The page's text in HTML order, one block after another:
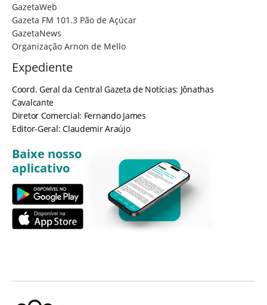
GazetaWeb
Gazeta FM 101.3 Pão de Açúcar
GazetaNews
Organização Arnon de Mello
Expediente
Coord. Geral da Central Gazeta de Notícias: Jônathas
Cavalcante
Diretor Comercial: Fernando James
Editor-Geral: Claudemir Araújo
Baixe nosso
aplicativo